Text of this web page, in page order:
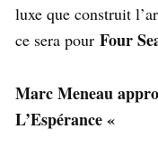
luxe que construit
ce sera pour Four
Marc Meneau
L’Espérance «